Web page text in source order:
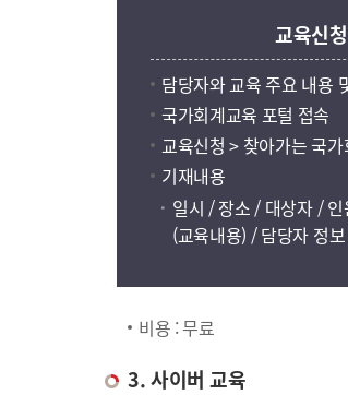
교육신청
담당자와 교육 주요 내용
국가회계교육 포털 접속
교육신청 > 찾아가는 국
기재내용
일시 / 장소 / 대상자 /
(교육내용) / 담당자 정
비용 : 무료
3. 사이버 교육